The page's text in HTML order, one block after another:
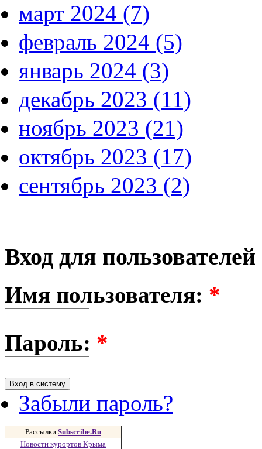
март 2024 (7)
февраль 2024 (5)
январь 2024 (3)
декабрь 2023 (11)
ноябрь 2023 (21)
октябрь 2023 (17)
сентябрь 2023 (2)
Вход для пользователей
Имя пользователя: *
Пароль: *
Забыли пароль?
Рассылки Subscribe.Ru
Новости курортов Крыма